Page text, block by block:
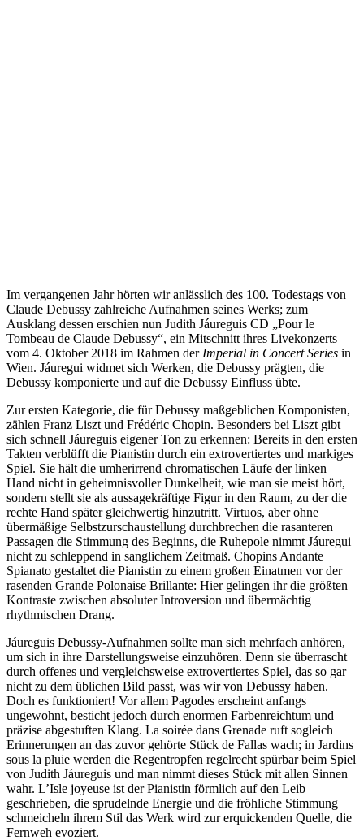
Im vergangenen Jahr hörten wir anlässlich des 100. Todestags von
Claude Debussy zahlreiche Aufnahmen seines Werks; zum
Ausklang dessen erschien nun Judith Jáureguis CD „Pour le
Tombeau de Claude Debussy“, ein Mitschnitt ihres Livekonzerts
vom 4. Oktober 2018 im Rahmen der Imperial in Concert Series in
Wien. Jáuregui widmet sich Werken, die Debussy prägten, die
Debussy komponierte und auf die Debussy Einfluss übte.
Zur ersten Kategorie, die für Debussy maßgeblichen Komponisten,
zählen Franz Liszt und Frédéric Chopin. Besonders bei Liszt gibt
sich schnell Jáureguis eigener Ton zu erkennen: Bereits in den ersten
Takten verblüfft die Pianistin durch ein extrovertiertes und markiges
Spiel. Sie hält die umherirrend chromatischen Läufe der linken
Hand nicht in geheimnisvoller Dunkelheit, wie man sie meist hört,
sondern stellt sie als aussagekräftige Figur in den Raum, zu der die
rechte Hand später gleichwertig hinzutritt. Virtuos, aber ohne
übermäßige Selbstzurschaustellung durchbrechen die rasanteren
Passagen die Stimmung des Beginns, die Ruhepole nimmt Jáuregui
nicht zu schleppend in sanglichem Zeitmaß. Chopins Andante
Spianato gestaltet die Pianistin zu einem großen Einatmen vor der
rasenden Grande Polonaise Brillante: Hier gelingen ihr die größten
Kontraste zwischen absoluter Introversion und übermächtig
rhythmischen Drang.
Jáureguis Debussy-Aufnahmen sollte man sich mehrfach anhören,
um sich in ihre Darstellungsweise einzuhören. Denn sie überrascht
durch offenes und vergleichsweise extrovertiertes Spiel, das so gar
nicht zu dem üblichen Bild passt, was wir von Debussy haben.
Doch es funktioniert! Vor allem Pagodes erscheint anfangs
ungewohnt, besticht jedoch durch enormen Farbenreichtum und
präzise abgestuften Klang. La soirée dans Grenade ruft sogleich
Erinnerungen an das zuvor gehörte Stück de Fallas wach; in Jardins
sous la pluie werden die Regentropfen regelrecht spürbar beim Spiel
von Judith Jáureguis und man nimmt dieses Stück mit allen Sinnen
wahr. L’Isle joyeuse ist der Pianistin förmlich auf den Leib
geschrieben, die sprudelnde Energie und die fröhliche Stimmung
schmeicheln ihrem Stil das Werk wird zur erquickenden Quelle, die
Fernweh evoziert.